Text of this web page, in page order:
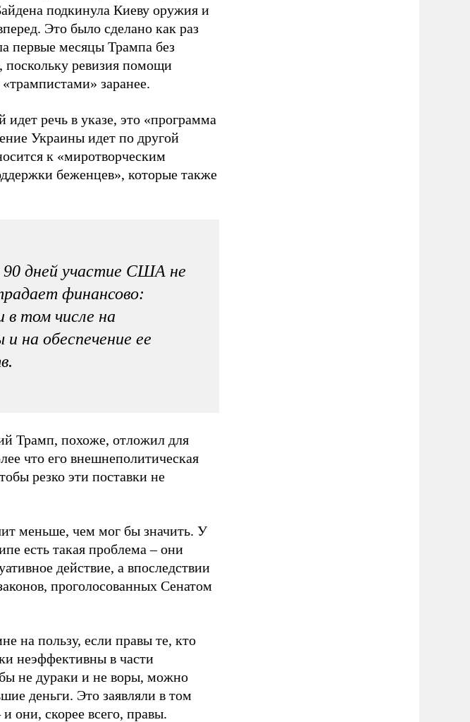
подкинула Киеву оружия и
Это было сделано как раз
первые месяцы Трампа без
поскольку ревизия помощи
заранее.
речь в указе, это «программа
Украины идет по другой
к «миротворческим
беженцев», которые также
90 дней участие США не
финансово:
в том числе на
на обеспечение ее
Трамп, похоже, отложил для
что его внешнеполитическая
резко эти поставки не
меньше, чем мог бы значить. У
есть такая проблема – они
действие, а впоследствии
проголосованных Сенатом
на пользу, если правы те, кто
неэффективны в части
не дураки и не воры, можно
деньги. Это заявляли в том
они, скорее всего, правы.